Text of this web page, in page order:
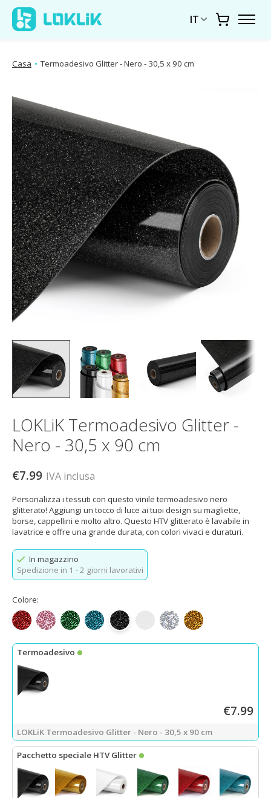
IT Carrello
Casa • Termoadesivo Glitter - Nero - 30,5 x 90 cm
Presentazione delle immagini dei prodotti Articoli
LOKLiK Termoadesivo Glitter -
Nero - 30,5 x 90 cm
€7.99 IVA inclusa
Personalizza i tessuti con questo vinile termoadesivo nero
glitterato! Aggiungi un tocco di luce ai tuoi design su magliette,
borse, cappellini e molto altro. Questo HTV glitterato è lavabile in
lavatrice e offre una grande durata, con colori vivaci e duraturi.
In magazzino
Spedizione in 1 - 2 giorni lavorativi
Colore:
Rosso glitterato
Rosa glitterato
Verde glitterato
Azzurro glitterato
Nero glitterato
Bianco glitterato
Argento glitterato
Glitter dorato
Termoadesivo
€7.99
LOKLiK Termoadesivo Glitter - Nero - 30,5 x 90 cm
Pacchetto speciale HTV Glitter
LOKLiK Termoadesivo - Nero - 30,5 x 90 cm+Termoadesivo -